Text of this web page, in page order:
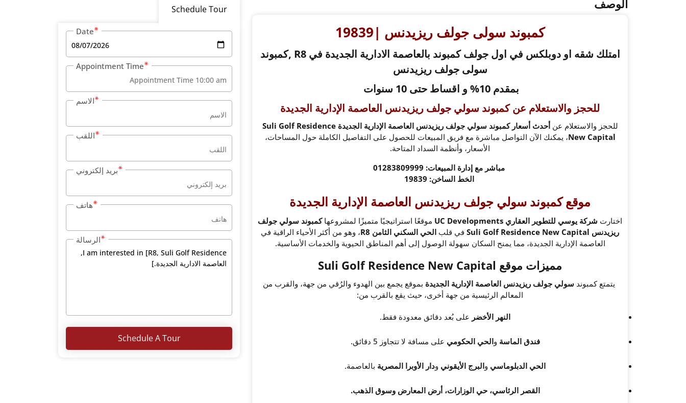
الوصف
كمبوند سولى جولف ريزيدنس |19839
امتلك شقه او دوبلكس في اول جولف كمبوند بالعاصمة الادارية الجديدة في R8 ,كمبوند
سولى جولف ريزيدنس
بمقدم 10% و اقساط حتى 10 سنوات
للحجز والاستعلام عن كمبوند سولي جولف ريزيدنس العاصمة الإدارية الجديدة
للحجز والاستعلام عن
أحدث أسعار كمبوند سولي جولف ريزيدنس العاصمة الإدارية الجديدة Suli Golf Residence
New Capital، يمكنك الآن التواصل مباشرة مع فريق المبيعات للحصول على التفاصيل الكاملة حول المساحات،
الأسعار، وأنظمة السداد المتاحة.
مباشر مع إدارة المبيعات: 01283809999
الخط الساخن: 19839
موقع كمبوند سولي جولف ريزيدنس العاصمة الإدارية الجديدة
اختارت شركة يوسي للتطوير العقاري UC Developments موقعًا استراتيجيًا متميزًا لمشروعهاكمبوند سولي جولف
ريزيدنس Suli Golf Residence New Capital
في قلب الحي السكني الثامن R8
، وهو من أكثر الأحياء الراقية في
العاصمة الإدارية الجديدة، مما يمنح السكان سهولة الوصول إلى أهم المناطق الحيوية والخدمات الأساسية.
مميزات موقع Suli Golf Residence New Capital
يتمتع كمبوند سولي جولف ريزيدنس العاصمة الإدارية الجديدة بموقع يجمع بين الهدوء والرُقي من جهة، والقرب من
المعالم الرئيسية من جهة أخرى، حيث يقع بالقرب من:
النهر الأخضر على بُعد دقائق معدودة فقط.
فندق الماسة والحي الحكومي على مسافة لا تتجاوز 5 دقائق.
الحي الدبلوماسي والبرج الأيقوني ودار الأوبرا المصرية بالعاصمة.
القصر الرئاسي، حي الوزارات، أرض المعارض وسوق الذهب.
Schedule Tour
Date
Appointment Time
الاسم
اللقب
بريد إلكتروني
هاتف
الرسالة
Schedule A Tour